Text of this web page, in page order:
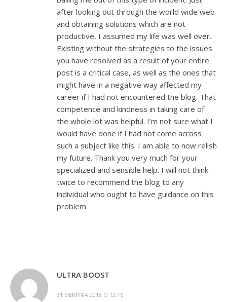
after looking out through the world wide web
and obtaining solutions which are not
productive, I assumed my life was well over.
Existing without the strategies to the issues
you have resolved as a result of your entire
post is a critical case, as well as the ones that
might have in a negative way affected my
career if I had not encountered the blog. That
competence and kindness in taking care of
the whole lot was helpful. I’m not sure what I
would have done if I had not come across
such a subject like this. I am able to now relish
my future. Thank you very much for your
specialized and sensible help. I will not think
twice to recommend the blog to any
individual who ought to have guidance on this
problem.
ULTRA BOOST
31 SIERPNIA 2018 O 12:16